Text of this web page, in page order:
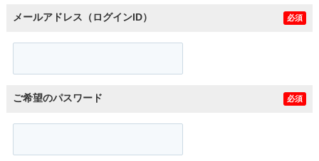
メールアドレス（ログインID） 必須
ご希望のパスワード 必須